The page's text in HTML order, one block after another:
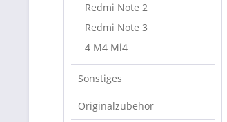
Redmi Note 2
Redmi Note 3
4 M4 Mi4
Sonstiges
Originalzubehör